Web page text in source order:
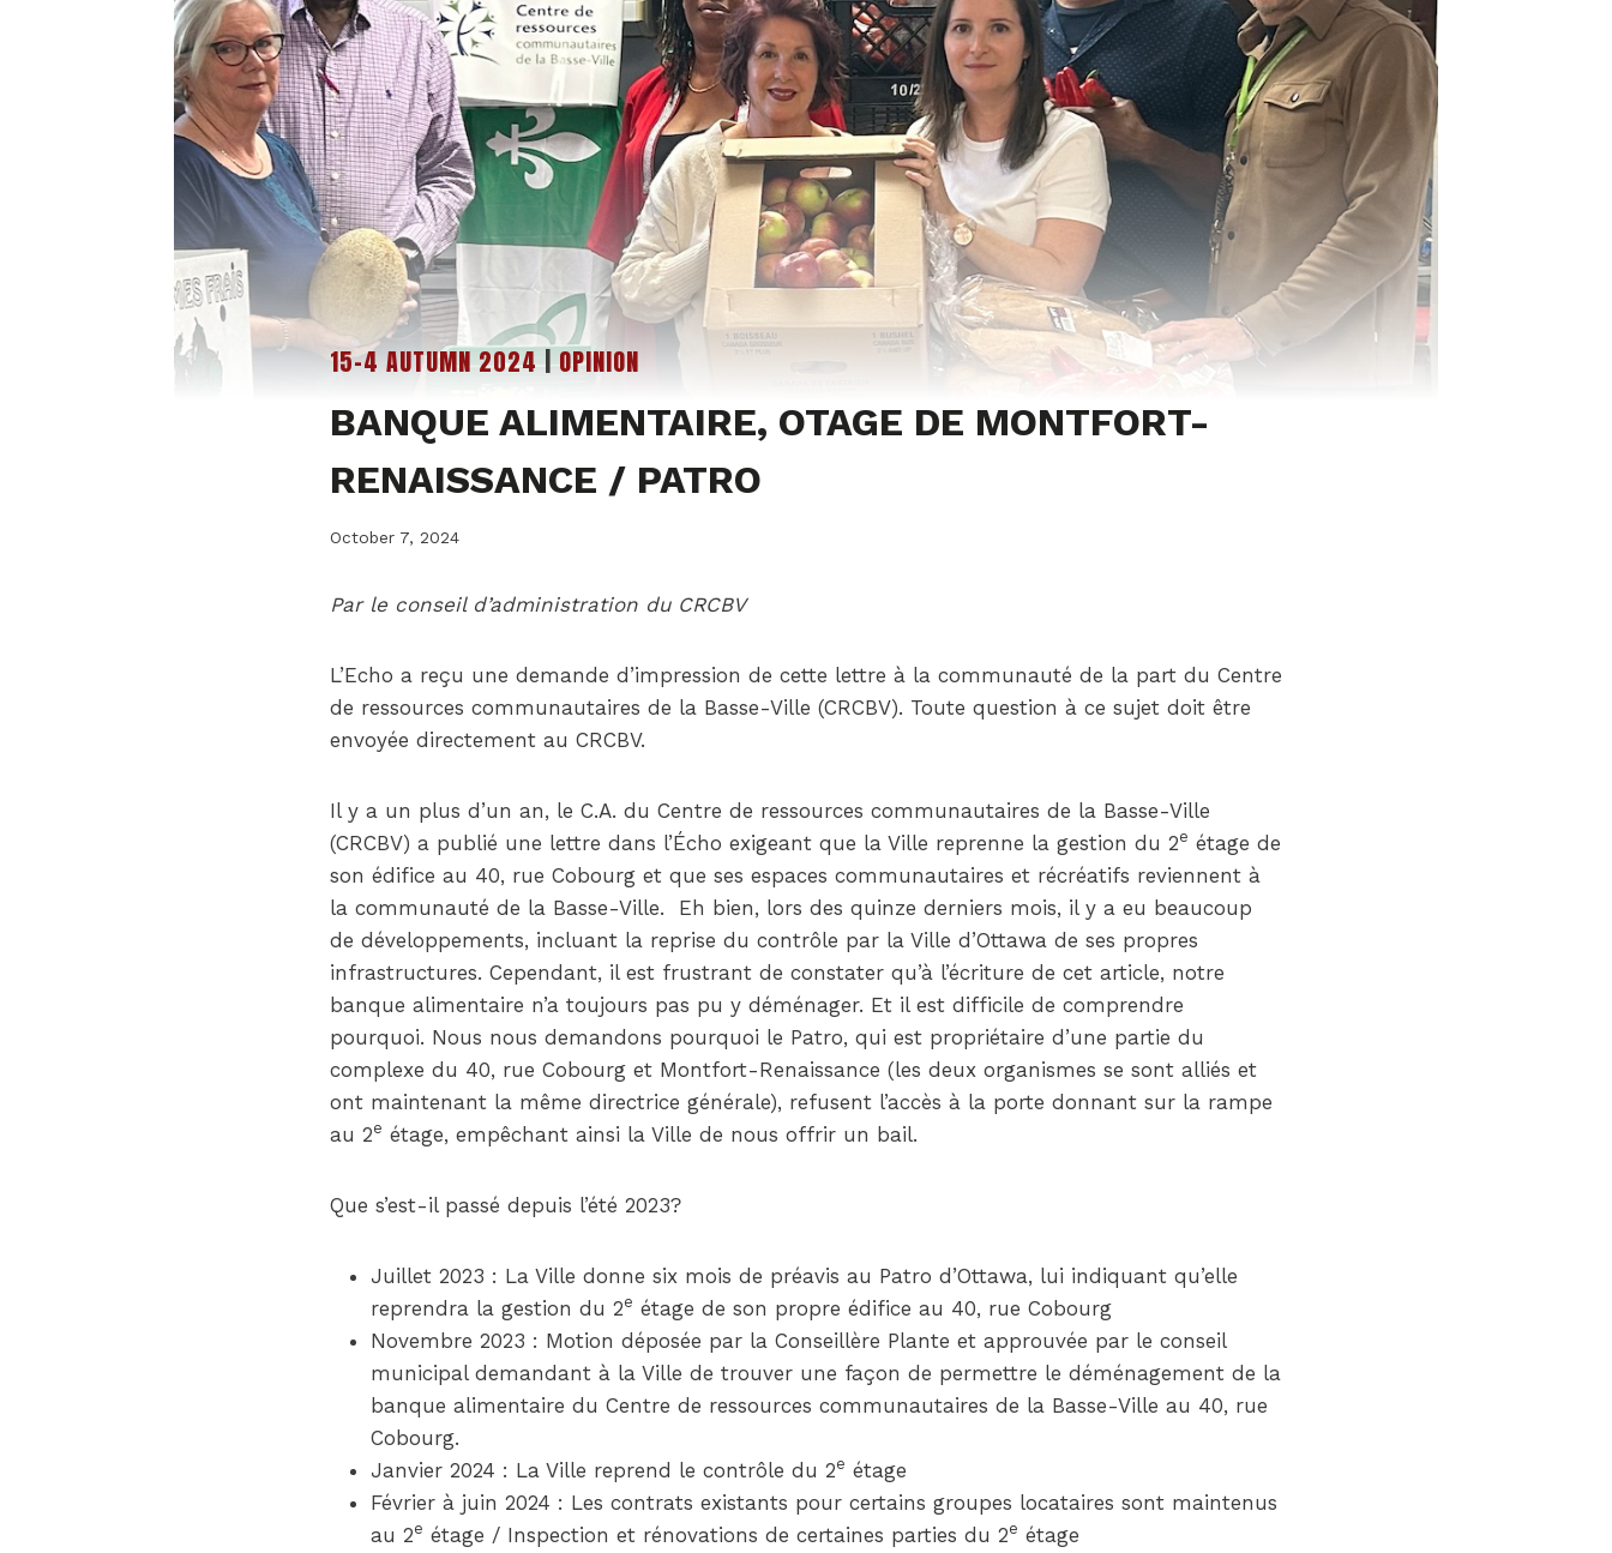
15-4 AUTUMN 2024|OPINION
BANQUE ALIMENTAIRE, OTAGE DE MONTFORT-
RENAISSANCE / PATRO
October 7, 2024
Par le conseil d’administration du CRCBV
L’Echo a reçu une demande d’impression de cette lettre à la communauté de la part du Centre
de ressources communautaires de la Basse-Ville (CRCBV). Toute question à ce sujet doit être
envoyée directement au CRCBV.
Il y a un plus d’un an, le C.A. du Centre de ressources communautaires de la Basse-Ville
(CRCBV) a publié une lettre dans l’Écho exigeant que la Ville reprenne la gestion du 2e étage de
son édifice au 40, rue Cobourg et que ses espaces communautaires et récréatifs reviennent à
la communauté de la Basse-Ville. Eh bien, lors des quinze derniers mois, il y a eu beaucoup
de développements, incluant la reprise du contrôle par la Ville d’Ottawa de ses propres
infrastructures. Cependant, il est frustrant de constater qu’à l’écriture de cet article, notre
banque alimentaire n’a toujours pas pu y déménager. Et il est difficile de comprendre
pourquoi. Nous nous demandons pourquoi le Patro, qui est propriétaire d’une partie du
complexe du 40, rue Cobourg et Montfort-Renaissance (les deux organismes se sont alliés et
ont maintenant la même directrice générale), refusent l’accès à la porte donnant sur la rampe
au 2e étage, empêchant ainsi la Ville de nous offrir un bail.
Que s’est-il passé depuis l’été 2023?
Juillet 2023 : La Ville donne six mois de préavis au Patro d’Ottawa, lui indiquant qu’elle
reprendra la gestion du 2e étage de son propre édifice au 40, rue Cobourg
Novembre 2023 : Motion déposée par la Conseillère Plante et approuvée par le conseil
municipal demandant à la Ville de trouver une façon de permettre le déménagement de la
banque alimentaire du Centre de ressources communautaires de la Basse-Ville au 40, rue
Cobourg.
Janvier 2024 : La Ville reprend le contrôle du 2e étage
Février à juin 2024 : Les contrats existants pour certains groupes locataires sont maintenus
au 2e étage / Inspection et rénovations de certaines parties du 2e étage